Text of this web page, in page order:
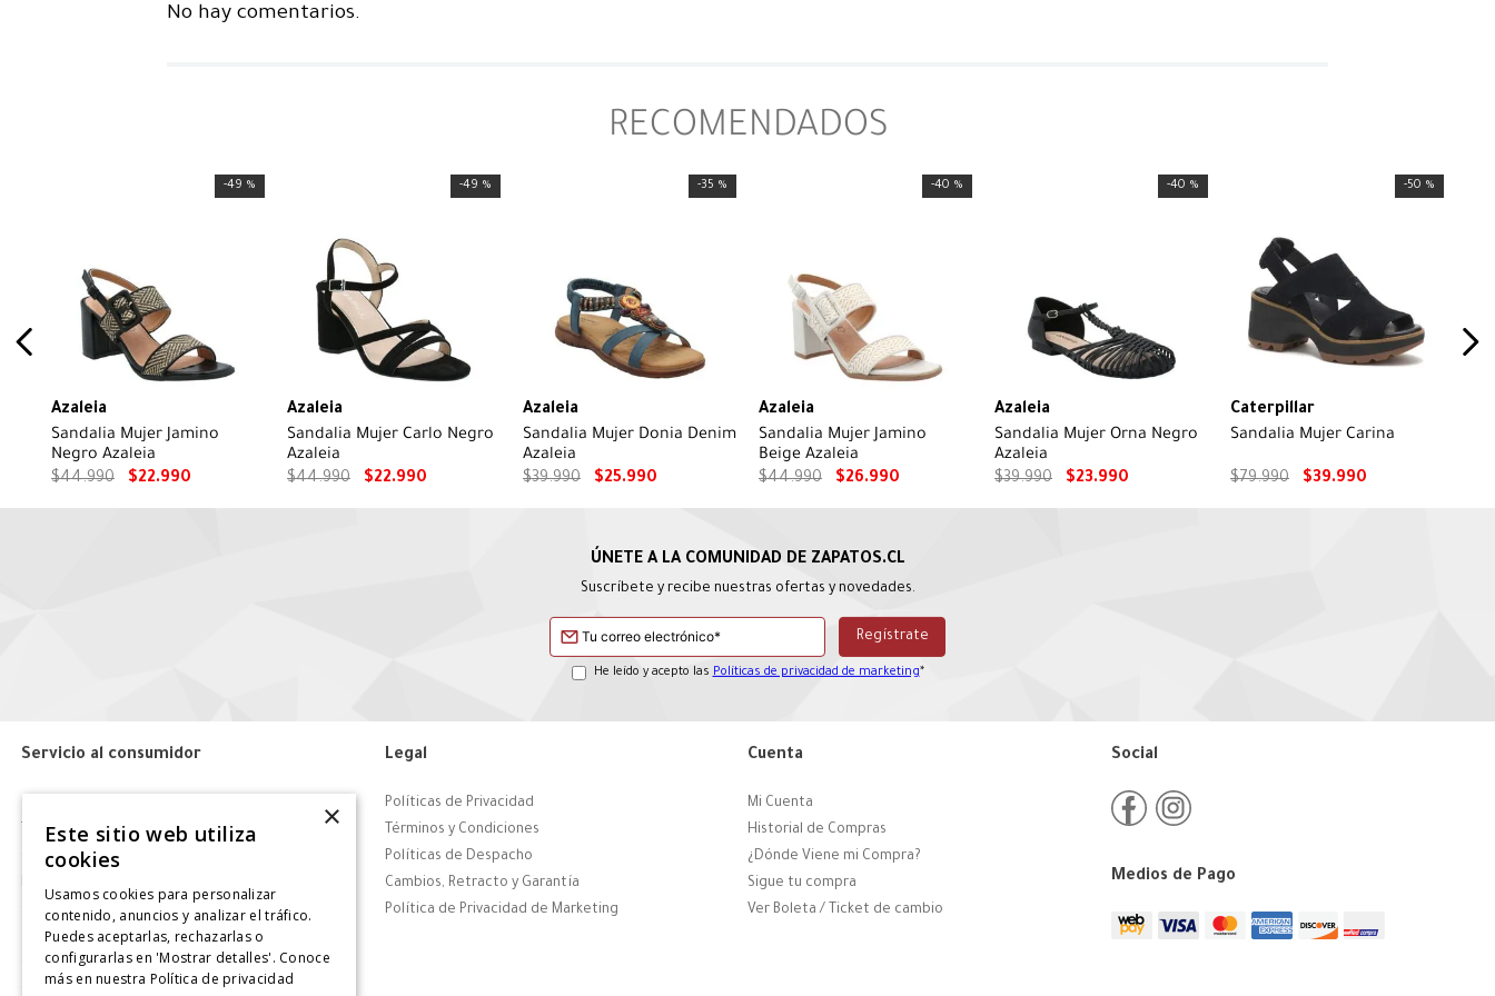
No hay comentarios.
RECOMENDADOS
-49 %
Azaleia
Sandalia Mujer Jamino
Negro Azaleia
$44.990 $22.990
-49 %
Azaleia
Sandalia Mujer Carlo Negro
Azaleia
$44.990 $22.990
-35 %
Azaleia
Sandalia Mujer Donia Denim
Azaleia
$39.990 $25.990
-40 %
Azaleia
Sandalia Mujer Jamino
Beige Azaleia
$44.990 $26.990
-40 %
Azaleia
Sandalia Mujer Orna Negro
Azaleia
$39.990 $23.990
-50 %
Caterpillar
Sandalia Mujer Carina
$79.990 $39.990
Suscríbete y recibe nuestras ofertas y novedades.
He leído y acepto las Políticas de privacidad de marketing*
Servicio al consumidor
Tiendas
Contáctanos
Giftcard
Solicitar Factura
CyberDay
Legal
Políticas de Privacidad
Términos y Condiciones
Políticas de Despacho
Cambios, Retracto y Garantía
Política de Privacidad de Marketing
Cuenta
Mi Cuenta
Historial de Compras
¿Dónde Viene mi Compra?
Sigue tu compra
Ver Boleta / Ticket de cambio
Social
Medios de Pago
×
Este sitio web utiliza
cookies
Usamos cookies para personalizar
contenido, anuncios y analizar el tráfico.
Puedes aceptarlas, rechazarlas o
configurarlas en 'Mostrar detalles'. Conoce
más en nuestra Política de privacidad